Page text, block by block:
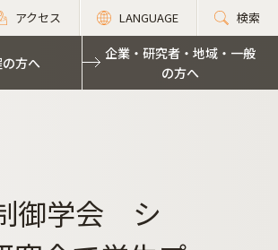
アクセス LANGUAGE 検索
方へ
企業・研究者・地域・一般
の方へ
御学会 シ